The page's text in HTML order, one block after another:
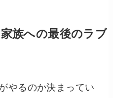
族への最後のラブ
やるのか決まってい